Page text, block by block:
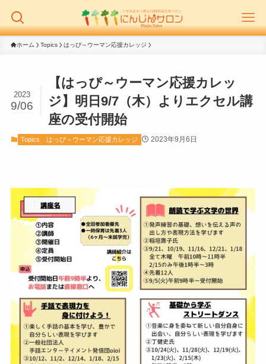
ホーム Topics はっぴ～ウーマン応援カレッジ
【はっぴ～ウーマン応援カレッ
ジ】明日9/7（木）よりエクセル講
座の受付開始
2023
9/06
Topics はっぴ～ウーマン応援カレッジ 2023年9月6日